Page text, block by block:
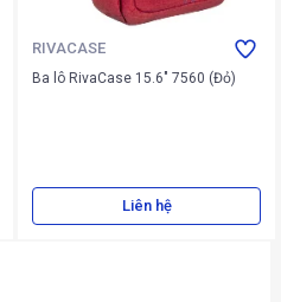
RIVACASE
Ba lô RivaCase 15.6" 7560 (Đỏ)
Liên hệ